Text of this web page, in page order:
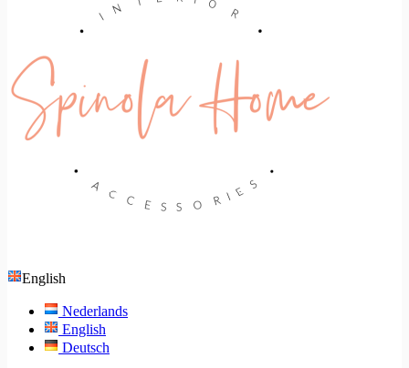
English
Nederlands
English
Deutsch